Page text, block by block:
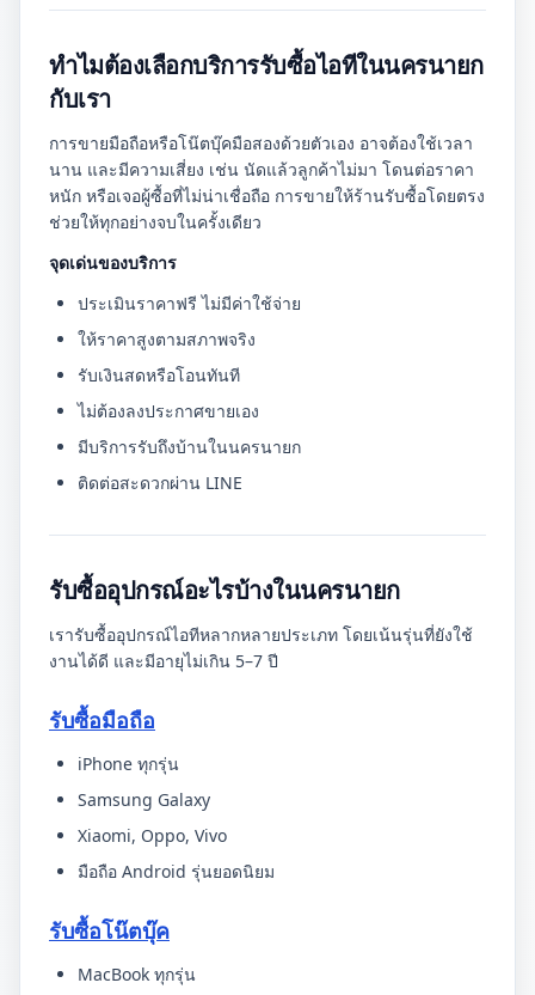
ทำไมต้องเลือกบริการรับซื้อไอทีในนครนายก
กับเรา
การขายมือถือหรือโน๊ตบุ๊คมือสองด้วยตัวเอง อาจต้องใช้เวลา
นาน และมีความเสี่ยง เช่น นัดแล้วลูกค้าไม่มา โดนต่อราคา
หนัก หรือเจอผู้ซื้อที่ไม่น่าเชื่อถือ การขายให้ร้านรับซื้อโดยตรง
ช่วยให้ทุกอย่างจบในครั้งเดียว
จุดเด่นของบริการ
ประเมินราคาฟรี ไม่มีค่าใช้จ่าย
ให้ราคาสูงตามสภาพจริง
รับเงินสดหรือโอนทันที
ไม่ต้องลงประกาศขายเอง
มีบริการรับถึงบ้านในนครนายก
ติดต่อสะดวกผ่าน LINE
รับซื้ออุปกรณ์อะไรบ้างในนครนายก
เรารับซื้ออุปกรณ์ไอทีหลากหลายประเภท โดยเน้นรุ่นที่ยังใช้
งานได้ดี และมีอายุไม่เกิน 5–7 ปี
รับซื้อมือถือ
iPhone ทุกรุ่น
Samsung Galaxy
Xiaomi, Oppo, Vivo
มือถือ Android รุ่นยอดนิยม
รับซื้อโน๊ตบุ๊ค
MacBook ทุกรุ่น